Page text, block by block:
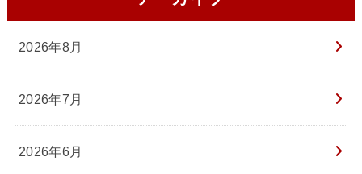
2026年8月
2026年7月
2026年6月